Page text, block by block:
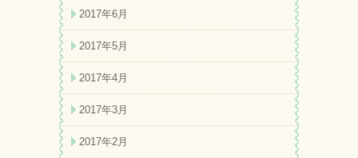
2017年6月
2017年5月
2017年4月
2017年3月
2017年2月